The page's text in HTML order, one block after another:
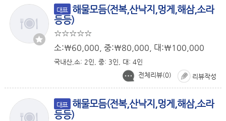
대표 해물모듬(전복,산낙지,멍게,해삼,소라
등등)
소:￦60,000, 중:￦80,000, 대:￦100,000
국내산,소: 2인, 중: 3인, 대: 4인
리뷰작성
전체리뷰(0)
대표 해물모듬(전복,산낙지,멍게,해삼,소라
등등)